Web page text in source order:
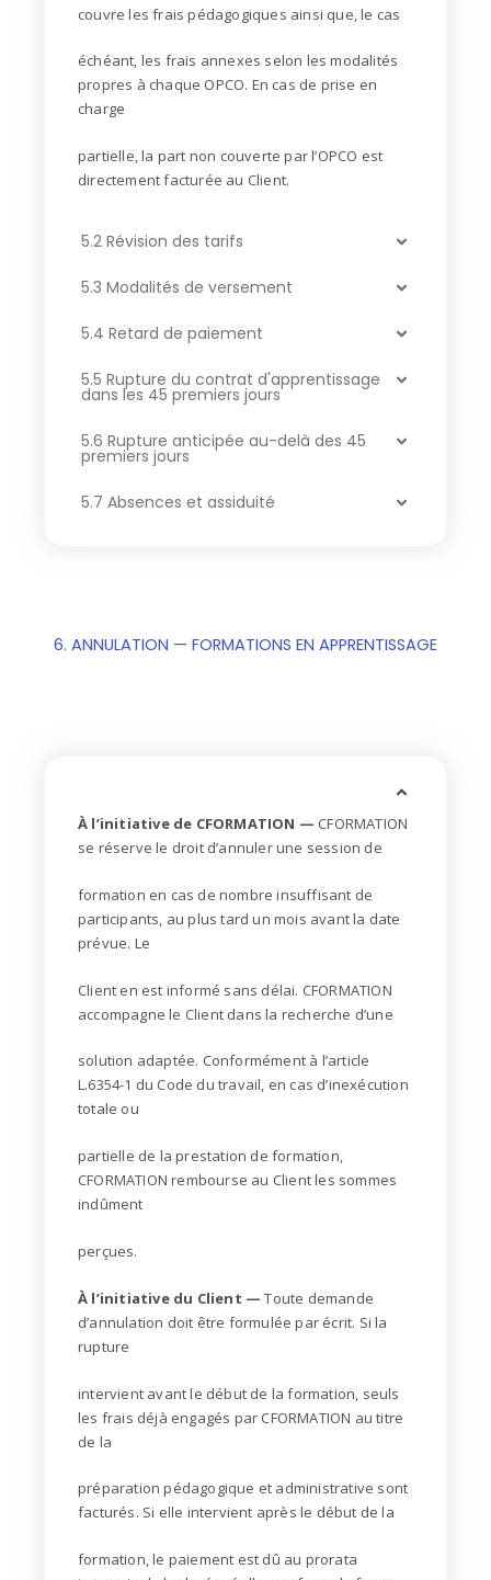
couvre les frais pédagogiques ainsi que, le cas
échéant, les frais annexes selon les modalités
propres à chaque OPCO. En cas de prise en
charge
partielle, la part non couverte par l’OPCO est
directement facturée au Client.
5.2 Révision des tarifs
5.3 Modalités de versement
5.4 Retard de paiement
5.5 Rupture du contrat d'apprentissage
dans les 45 premiers jours
5.6 Rupture anticipée au-delà des 45
premiers jours
5.7 Absences et assiduité
6. ANNULATION — FORMATIONS EN APPRENTISSAGE
À l’initiative de CFORMATION — CFORMATION
se réserve le droit d’annuler une session de
formation en cas de nombre insuffisant de
participants, au plus tard un mois avant la date
prévue. Le
Client en est informé sans délai. CFORMATION
accompagne le Client dans la recherche d’une
solution adaptée. Conformément à l’article
L.6354-1 du Code du travail, en cas d’inexécution
totale ou
partielle de la prestation de formation,
CFORMATION rembourse au Client les sommes
indûment
perçues.
À l’initiative du Client —Toute demande
d’annulation doit être formulée par écrit. Si la
rupture
intervient avant le début de la formation, seuls
les frais déjà engagés par CFORMATION au titre
de la
préparation pédagogique et administrative sont
facturés. Si elle intervient après le début de la
formation, le paiement est dû au prorata